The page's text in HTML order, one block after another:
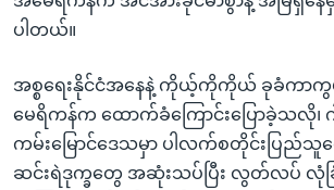
ပါတယ်။
အစ္စရေးနိုင်ငံအနေနဲ့ ကိုယ့်ကိုကိုယ် ခုခံကာ
မေရိကန်က ထောက်ခံကြောင်းပြောခဲ့သလို၊ ဂ
ကမ်းမြောင်ဒေသမှာ ပါလက်စတိုင်းပြည်သူ
ဆင်းရဲဒုက္ခတွေ အဆုံးသပ်ပြီး လွတ်လပ် လုံ